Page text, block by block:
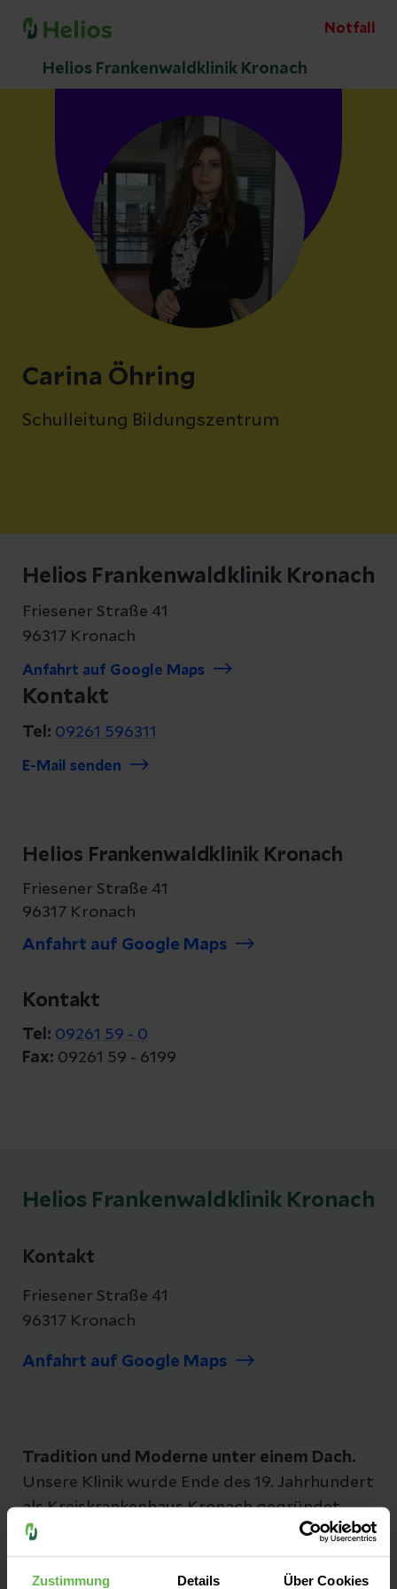
Zustimmung Details Über Cookies
Notfall
Helios Frankenwaldklinik Kronach
Carina Öhring
Schulleitung Bildungszentrum
Helios Frankenwaldklinik Kronach
Friesener Straße 41
96317 Kronach
Anfahrt auf Google Maps
Kontakt
Tel: 09261 596311
E-Mail senden
Helios Frankenwaldklinik Kronach
Friesener Straße 41
96317 Kronach
Anfahrt auf Google Maps
Kontakt
Tel: 09261 59 - 0
Fax: 09261 59 - 6199
Helios Frankenwaldklinik Kronach
Kontakt
Friesener Straße 41
96317 Kronach
Anfahrt auf Google Maps
Tradition und Moderne unter einem Dach.
Unsere Klinik wurde Ende des 19. Jahrhundert
als Kreiskrankenhaus Kronach gegründet.
Seit 2014 gehört sie zu den Helios Kliniken.